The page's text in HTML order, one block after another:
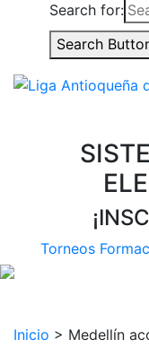
Search for:
Search
Torneos
Inicio > Medellín